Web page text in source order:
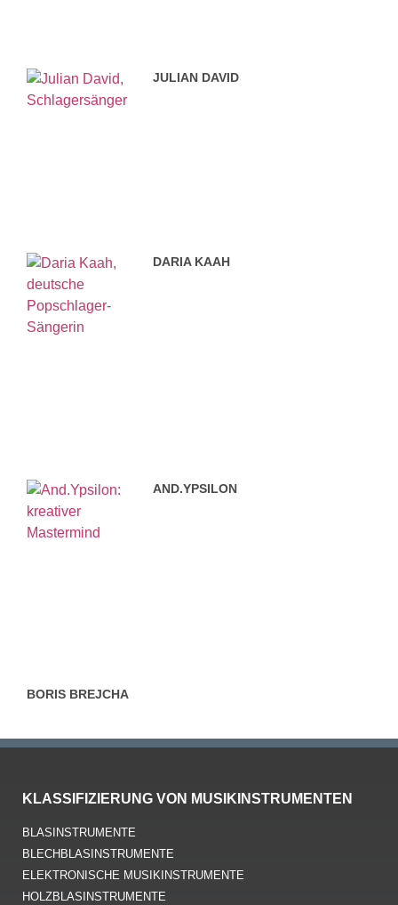
JULIAN DAVID
DARIA KAAH
AND.YPSILON
BORIS BREJCHA
KLASSIFIZIERUNG VON MUSIKINSTRUMENTEN
BLASINSTRUMENTE
BLECHBLASINSTRUMENTE
ELEKTRONISCHE MUSIKINSTRUMENTE
HOLZBLASINSTRUMENTE